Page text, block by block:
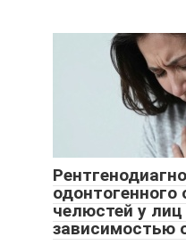
одонтогенного
челюстей у лиц
зависимостью